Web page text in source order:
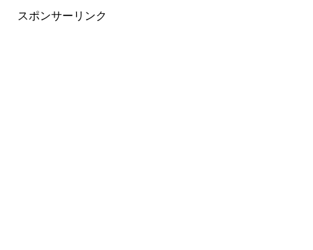
スポンサーリンク